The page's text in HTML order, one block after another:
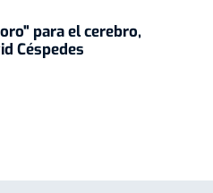
para el cerebro,
Céspedes